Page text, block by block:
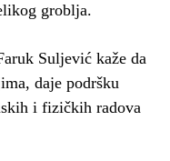
groblja.
Suljević kaže da
daje podršku
i fizičkih radova